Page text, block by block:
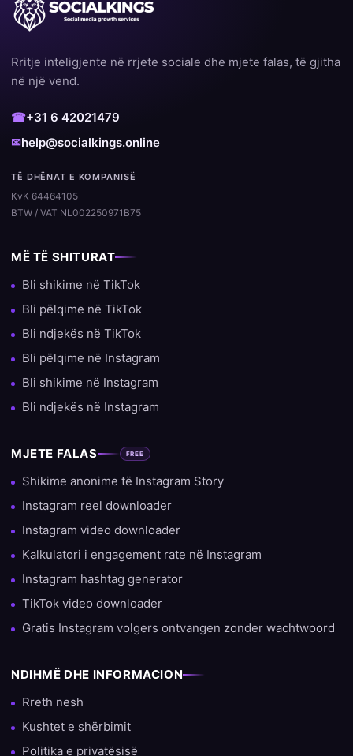
Rritje inteligjente në rrjete sociale dhe mjete falas, të gjitha
në një vend.
☎+31 6 42021479
✉help@socialkings.online
TË DHËNAT E KOMPANISË
KvK 64464105
BTW / VAT NL002250971B75
MË TË SHITURAT
Bli shikime në TikTok
Bli pëlqime në TikTok
Bli ndjekës në TikTok
Bli pëlqime në Instagram
Bli shikime në Instagram
Bli ndjekës në Instagram
MJETE FALAS FREE
Shikime anonime të Instagram Story
Instagram reel downloader
Instagram video downloader
Kalkulatori i engagement rate në Instagram
Instagram hashtag generator
TikTok video downloader
Gratis Instagram volgers ontvangen zonder wachtwoord
NDIHMË DHE INFORMACION
Rreth nesh
Kushtet e shërbimit
Politika e privatësisë